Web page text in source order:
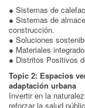
● Sistemas de
● Sistemas de
construcción.
● Soluciones
● Materiales
● Distritos Positivos
Topic 2: Espacios
adaptación urbana
Invertir en la
reforzar la salud